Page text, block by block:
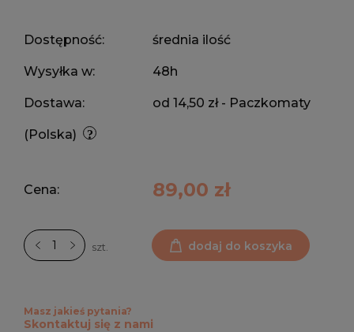
Dostępność: średnia ilość
Wysyłka w: 48h
Dostawa: od 14,50 zł - Paczkomaty
(Polska)
Cena: 89,00 zł
szt. dodaj do koszyka
Masz jakieś pytania?
Skontaktuj się z nami